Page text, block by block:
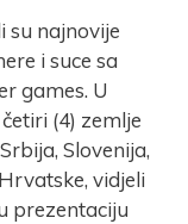
su najnovije
i suce sa
games. U
(4) zemlje
Slovenija,
vidjeli
prezentaciju